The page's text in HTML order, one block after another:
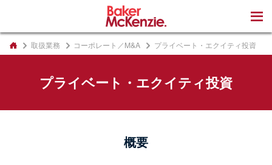
取扱業務 コーポレート／M&A プライベート・エクイティ投資
プライベート・エクイティ投資
概要